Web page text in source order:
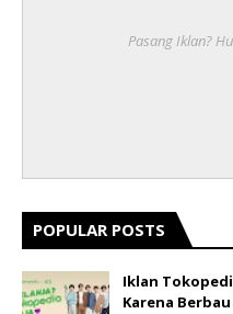
Pasang Iklan?
POPULAR POSTS
Iklan
Karena Berbau